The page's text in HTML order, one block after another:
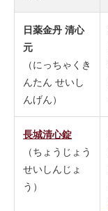
日薬金丹 清心
元
（にっちゃくき
んたん せいし
んげん）
長城清心錠
（ちょうじょう
せいしんじょ
う）